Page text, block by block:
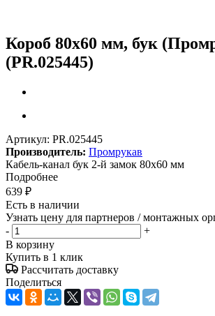
Короб 80х60 мм, бук
(PR.025445)
Артикул: PR.025445
Производитель: Промрукав
Кабель-канал бук 2-й замок 80х60 мм
Подробнее
639 ₽
Есть в наличии
Узнать цену для партнеров / монтажных
-
+
В корзину
Купить в 1 клик
Рассчитать доставку
Поделиться